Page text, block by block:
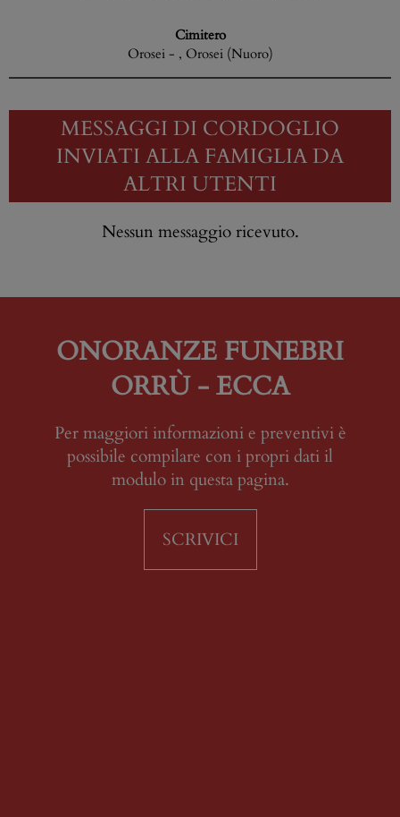
Cimitero
Orosei - , Orosei (Nuoro)
MESSAGGI DI CORDOGLIO
INVIATI ALLA FAMIGLIA DA
ALTRI UTENTI
Nessun messaggio ricevuto.
ONORANZE FUNEBRI
ORRÙ - ECCA
Per maggiori informazioni e preventivi è
possibile compilare con i propri dati il
modulo in questa pagina.
SCRIVICI